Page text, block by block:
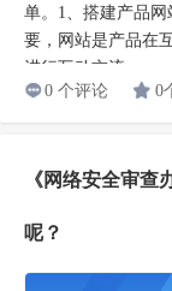
单。1、搭建产品
要，网站是产品在
进行互动交流...
0 个评论
0
《网络安全审
呢？